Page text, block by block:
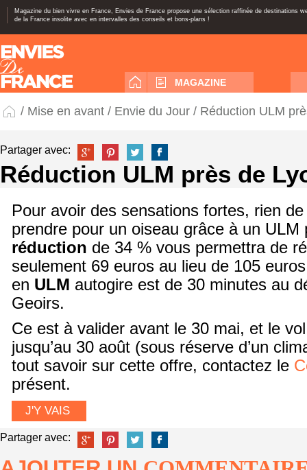
Magazine du bien vivre en France, Envies de France propose une sélection raffinée de destinations
de la France insolite avec en intervalles des conseils et bons-plans !
MAGAZINE
/ Mise en avant / Envie du Jour / Réduction ULM
Partager avec:
Réduction ULM près de
Pour avoir des sensations fortes, rien
prendre pour un oiseau grâce à un
réduction de 34 % vous permettra de
seulement 69 euros au lieu de 105
en ULM autogire est de 30 minutes au
Geoirs.
Ce est à valider avant le 30 mai, et le
jusqu’au 30 août (sous réserve d’un
tout savoir sur cette offre, contactez le
présent.
J'Y VAIS
Partager avec: